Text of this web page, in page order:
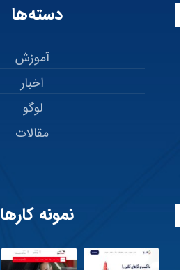
دسته‌ها
آموزش
اخبار
لوگو
مقالات
نمونه کارها